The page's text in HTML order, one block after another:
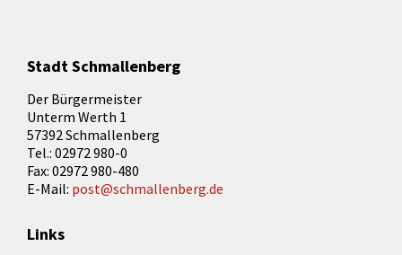
Stadt Schmallenberg
Der Bürgermeister
Unterm Werth 1
57392 Schmallenberg
Tel.: 02972 980-0
Fax: 02972 980-480
E-Mail: post@schmallenberg.de
Links